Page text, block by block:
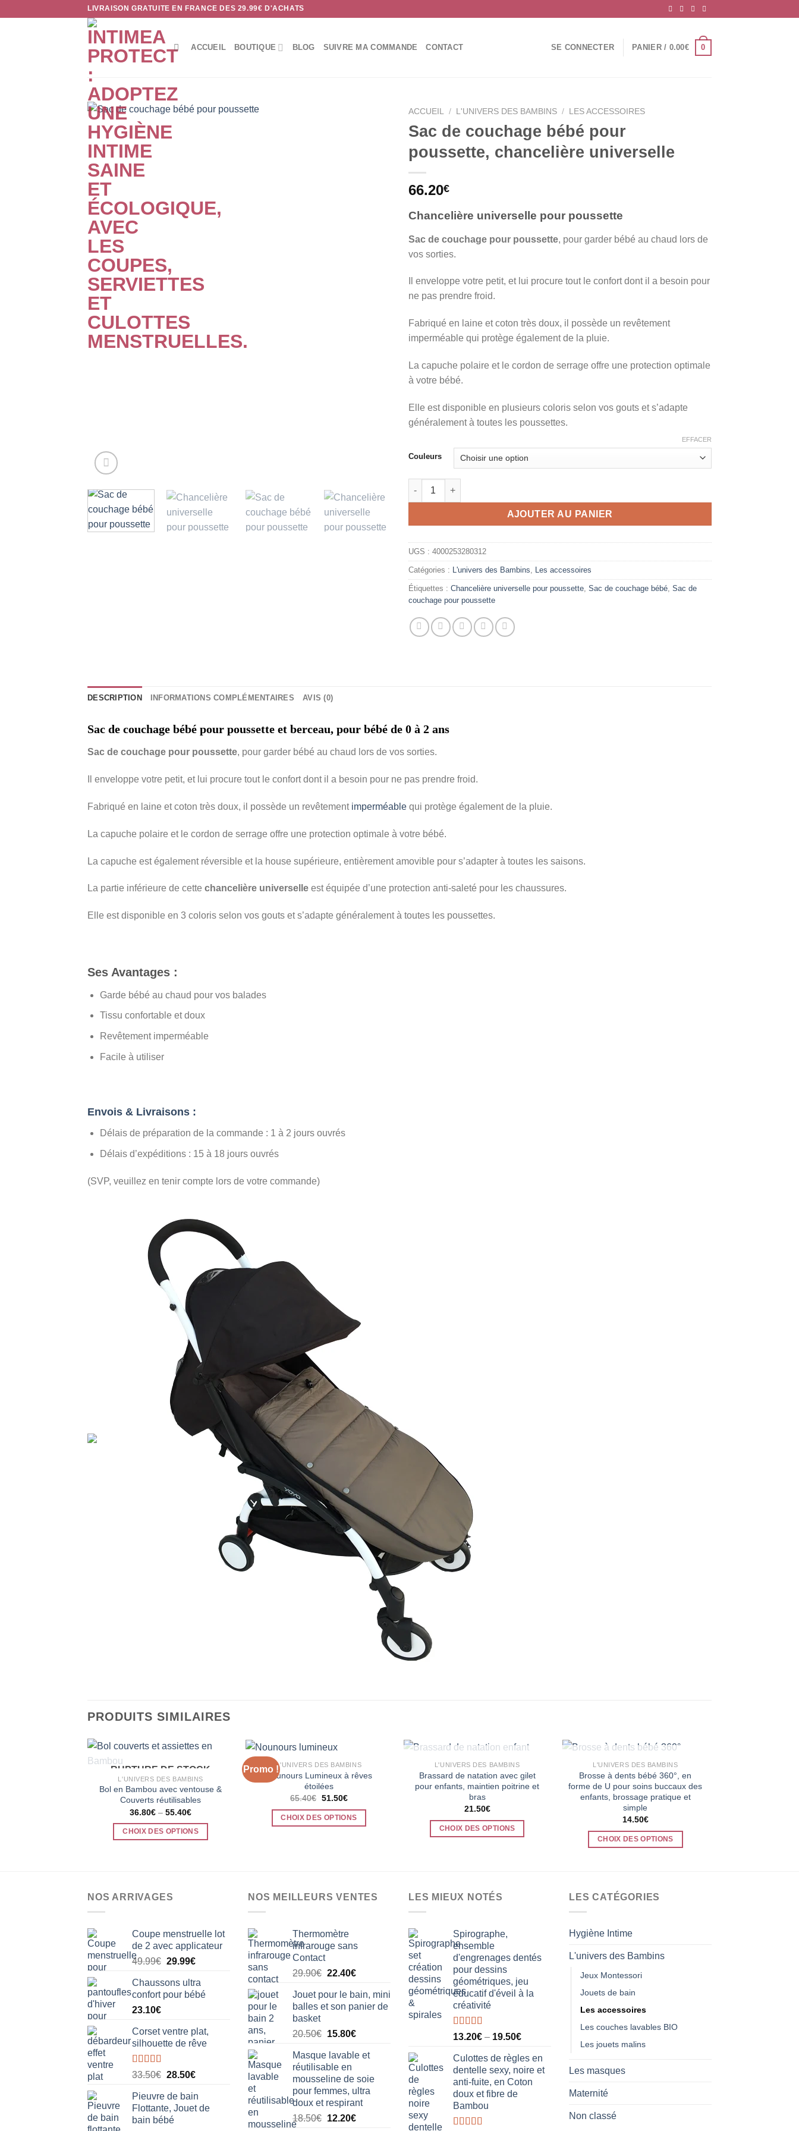
LIVRAISON GRATUITE EN FRANCE DES 29.99€ D'ACHATS
ACCUEIL BOUTIQUE BLOG SUIVRE MA COMMANDE CONTACT SE CONNECTER PANIER / 0.00€ 0
ACCUEIL / L'UNIVERS DES BAMBINS / LES ACCESSOIRES
Sac de couchage bébé pour
poussette, chancelière universelle
66.20€
Chancelière universelle pour poussette
Sac de couchage pour poussette, pour garder bébé au chaud lors de
vos sorties.
Il enveloppe votre petit, et lui procure tout le confort dont il a besoin pour
ne pas prendre froid.
Fabriqué en laine et coton très doux, il possède un revêtement
imperméable qui protège également de la pluie.
La capuche polaire et le cordon de serrage offre une protection optimale
à votre bébé.
Elle est disponible en plusieurs coloris selon vos gouts et s’adapte
généralement à toutes les poussettes.
Couleurs
EFFACER
quantité de Sac de couchage bébé pour poussette, chancelière universelle
AJOUTER AU PANIER
UGS : 4000253280312
Catégories : L'univers des Bambins, Les accessoires
Étiquettes : Chancelière universelle pour poussette, Sac de couchage bébé, Sac de
couchage pour poussette
DESCRIPTION INFORMATIONS COMPLÉMENTAIRES AVIS (0)
Sac de couchage bébé pour poussette et berceau, pour bébé de 0 à 2 ans
Sac de couchage pour poussette, pour garder bébé au chaud lors de vos sorties.
Il enveloppe votre petit, et lui procure tout le confort dont il a besoin pour ne pas prendre froid.
Fabriqué en laine et coton très doux, il possède un revêtementimperméable qui protège également de la pluie.
La capuche polaire et le cordon de serrage offre une protection optimale à votre bébé.
La capuche est également réversible et la house supérieure, entièrement amovible pour s’adapter à toutes les saisons.
La partie inférieure de cette chancelière universelle est équipée d’une protection anti-saleté pour les chaussures.
Elle est disponible en 3 coloris selon vos gouts et s’adapte généralement à toutes les poussettes.
Ses Avantages :
Garde bébé au chaud pour vos balades
Tissu confortable et doux
Revêtement imperméable
Facile à utiliser
Envois & Livraisons :
Délais de préparation de la commande : 1 à 2 jours ouvrés
Délais d’expéditions : 15 à 18 jours ouvrés
(SVP, veuillez en tenir compte lors de votre commande)
PRODUITS SIMILAIRES
RUPTURE DE STOCK
L'UNIVERS DES BAMBINS
Bol en Bambou avec ventouse &
Couverts réutilisables
36.80€ –55.40€
CHOIX DES OPTIONS
variations.
options
peuvent
être
sur
la
page
produit
Promo !L'UNIVERS DES BAMBINS
Nounours Lumineux à rêves
étoilées
65.40€ Le
initial
était :
51.50€Le
actuel
est :
CHOIX DES OPTIONS
Les
peuvent
être
choisies
sur
page
du
produit
RUPTURE DE STOCK
L'UNIVERS DES BAMBINS
Brassard de natation avec gilet
pour enfants, maintien poitrine et
bras
21.50€
CHOIX DES OPTIONS
variations.
peuvent
choisies
sur
la
page
produit
RUPTURE DE STOCK
L'UNIVERS DES BAMBINS
Brosse à dents bébé 360°, en
forme de U pour soins buccaux des
enfants, brossage pratique et
simple
14.50€
CHOIX DES OPTIONS
plusieurs
choisies
sur
du
produit
NOS ARRIVAGES
Coupe menstruelle lot
de 2 avec applicateur
49.99€ Le
initial
était :
29.99€Le
actuel
est :
Chaussons ultra
confort pour bébé
23.10€
Corset ventre plat,
silhouette de rêve
Note5.00
33.50€ Le
initial
était :
33.50€.
28.50€Le
actuel
est :
Pieuvre de bain
Flottante, Jouet de
bain bébé
NOS MEILLEURS VENTES
Thermomètre
infrarouge sans
Contact
29.90€ Le
initial
était :
22.40€Le
actuel
est :
Jouet pour le bain, mini
balles et son panier de
basket
20.50€ Le
initial
était :
20.50€.
15.80€Le
actuel
15.80€.
Masque lavable et
réutilisable en
mousseline de soie
pour femmes, ultra
doux et respirant
18.50€ Le
12.20€Le
LES MIEUX NOTÉS
Spirographe,
ensemble
d'engrenages dentés
pour dessins
géométriques, jeu
éducatif d'éveil à la
créativité
Note5.00
13.20€ – 19.50€
Culottes de règles en
dentelle sexy, noire et
anti-fuite, en Coton
doux et fibre de
Bambou
LES CATÉGORIES
Hygiène Intime
L'univers des Bambins
Jeux Montessori
Jouets de bain
Les accessoires
Les couches lavables BIO
Les jouets malins
Les masques
Maternité
Non classé